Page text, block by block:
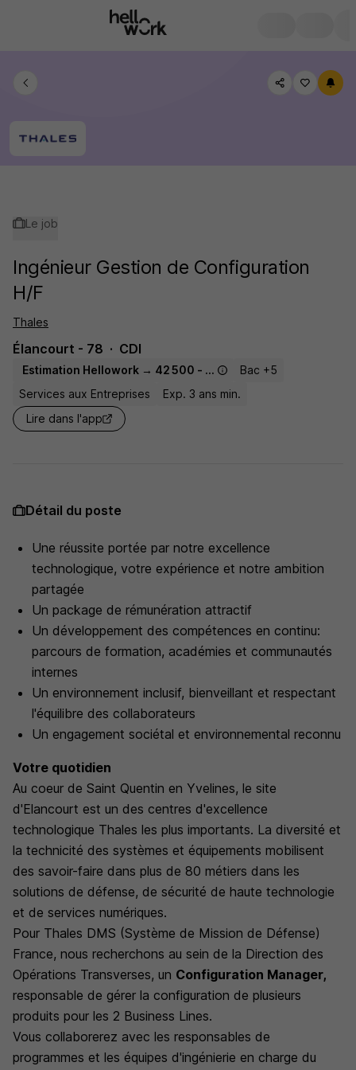
Le job
Ingénieur Gestion de Configuration
H/F
Thales
Élancourt - 78 CDI
Estimation Hellowork → 42 500 - 70 000 € / an
Bac +5
Services aux Entreprises
Exp. 3 ans min.
Lire dans l'app
Détail du poste
Une réussite portée par notre excellence
technologique, votre expérience et notre ambition
partagée
Un package de rémunération attractif
Un développement des compétences en continu:
parcours de formation, académies et communautés
internes
Un environnement inclusif, bienveillant et respectant
l'équilibre des collaborateurs
Un engagement sociétal et environnemental reconnu
Votre quotidien
Au coeur de Saint Quentin en Yvelines, le site
d'Elancourt est un des centres d'excellence
technologique Thales les plus importants. La diversité et
la technicité des systèmes et équipements mobilisent
des savoir-faire dans plus de 80 métiers dans les
solutions de défense, de sécurité de haute technologie
et de services numériques.
Pour Thales DMS (Système de Mission de Défense)
France, nous recherchons au sein de la Direction des
Opérations Transverses, un Configuration Manager,
responsable de gérer la configuration de plusieurs
produits pour les 2 Business Lines.
Vous collaborerez avec les responsables de
programmes et les équipes d'ingénierie en charge du